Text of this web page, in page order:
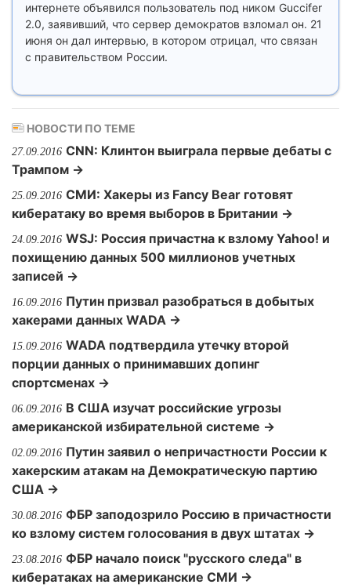
интернете объявился пользователь под ником Guccifer
2.0, заявивший, что сервер демократов взломал он. 21
июня он дал интервью, в котором отрицал, что связан
с правительством России.
НОВОСТИ ПО ТЕМЕ
27.09.2016 CNN: Клинтон выиграла первые дебаты с
Трампом →
25.09.2016 СМИ: Хакеры из Fancy Bear готовят
кибератаку во время выборов в Британии →
24.09.2016 WSJ: Россия причастна к взлому Yahoo! и
похищению данных 500 миллионов учетных
записей →
16.09.2016 Путин призвал разобраться в добытых
хакерами данных WADA →
15.09.2016 WADA подтвердила утечку второй
порции данных о принимавших допинг
спортсменах →
06.09.2016 В США изучат российские угрозы
американской избирательной системе →
02.09.2016 Путин заявил о непричастности России к
хакерским атакам на Демократическую партию
США →
30.08.2016 ФБР заподозрило Россию в причастности
ко взлому систем голосования в двух штатах →
23.08.2016 ФБР начало поиск "русского следа" в
кибератаках на американские СМИ →